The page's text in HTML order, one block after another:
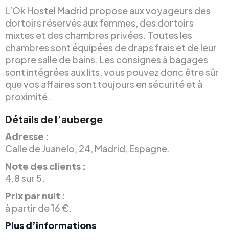
L’Ok Hostel Madrid propose aux voyageurs des
dortoirs réservés aux femmes, des dortoirs
mixtes et des chambres privées. Toutes les
chambres sont équipées de draps frais et de leur
propre salle de bains. Les consignes à bagages
sont intégrées aux lits, vous pouvez donc être sûr
que vos affaires sont toujours en sécurité et à
proximité.
Détails de l’auberge
Adresse :
Calle de Juanelo, 24, Madrid, Espagne.
Note des clients :
4.8 sur 5.
Prix par nuit :
à partir de 16 €.
Plus d’informations